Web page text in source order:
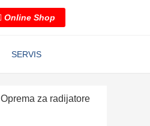
Online Shop
SERVIS
Oprema za radijatore